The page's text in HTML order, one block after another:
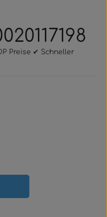
Preise ✔ Schneller
oder